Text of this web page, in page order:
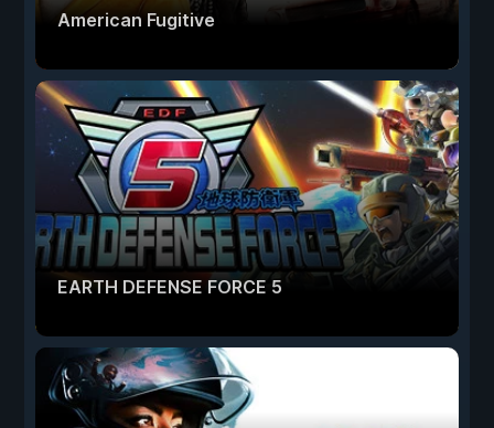
American Fugitive
EARTH DEFENSE FORCE 5